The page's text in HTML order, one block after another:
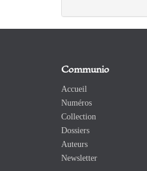
Communio
Accueil
Numéros
Collection
Dossiers
Auteurs
Newsletter